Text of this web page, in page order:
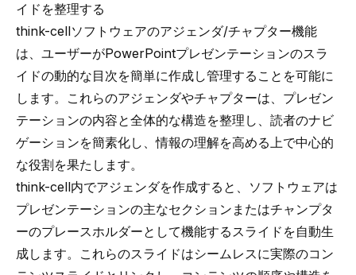
イドを整理する
think-cellソフトウェアのアジェンダ/チャプター機能
は、ユーザーがPowerPointプレゼンテーションのスラ
イドの動的な目次を簡単に作成し管理することを可能に
します。これらのアジェンダやチャプターは、プレゼン
テーションの内容と全体的な構造を整理し、読者のナビ
ゲーションを簡素化し、情報の理解を高める上で中心的
な役割を果たします。
think-cell内でアジェンダを作成すると、ソフトウェアは
プレゼンテーションの主なセクションまたはチャンプタ
ーのプレースホルダーとして機能するスライドを自動生
成します。これらのスライドはシームレスに実際のコン